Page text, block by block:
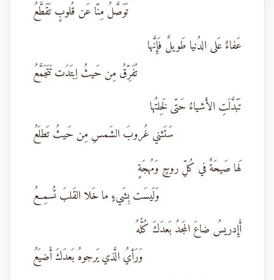
تَوَصَّلُ مِنّا عَن قُلوبٍ تَقَطَّعُ
عَفاءٌ عَلى الدُنيا طَويلٌ فَإِنَّها
تُفَرِّقُ مِن حَيثُ اِبتَدَت تَتَجَمَّعُ
تَبَدَّلَتِ الأَشياءُ حَتّى لَخِلتُها
سَتَثني غُروبَ الشَمسِ مِن حَيثُ تَطلَعُ
لَها صَيحَةٌ في كُلِّ روحٍ وَمُهجَةٍ
وَلَيسَت بِشَيءٍ ما خَلا القَلبَ تُسمِعُ
أَإِدريسُ ضاعَ المَجدُ بَعدَكَ كُلُّهُ
وَرَأيُ الَّذي يَرجوهُ بَعدَكَ أَضيَعُ